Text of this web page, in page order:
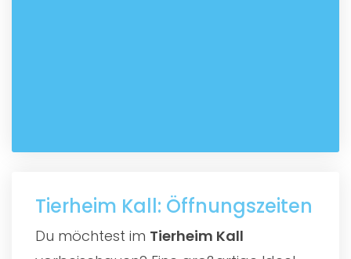
Tierheim Kall: Öffnungszeiten
Du möchtest im Tierheim Kall